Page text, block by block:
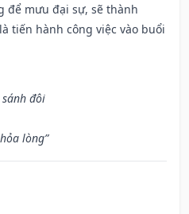
để mưu đại sự, sẽ thành
tiến hành công việc vào buổi
đôi
lòng”